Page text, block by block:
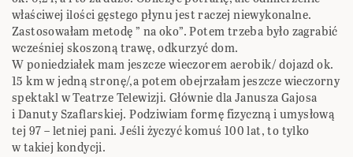
właściwej ilości gęstego płynu jest raczej niewykonalne.
Zastosowałam metodę ” na oko”. Potem trzeba było zagrabić
wcześniej skoszoną trawę, odkurzyć dom.
W poniedziałek mam jeszcze wieczorem aerobik/ dojazd ok.
15 km w jedną stronę/,a potem obejrzałam jeszcze wieczorny
spektakl w Teatrze Telewizji. Głównie dla Janusza Gajosa
i Danuty Szaflarskiej. Podziwiam formę fizyczną i umysłową
tej 97 – letniej pani. Jeśli życzyć komuś 100 lat, to tylko
w takiej kondycji.